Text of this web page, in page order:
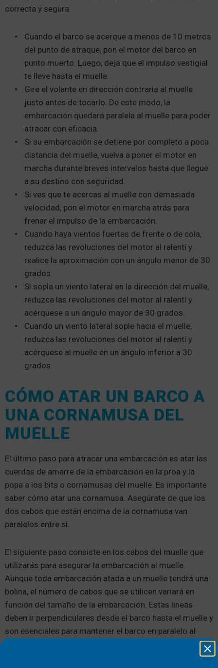
correcta y segura:
Cuando el barco se acerque a menos de 10 metros
del punto de atraque, pon el motor del barco en
punto muerto. Luego, deja que el impulso vestigial
te lleve hasta el muelle.
Gire el volante en dirección contraria al muelle
justo antes de tocarlo. De este modo, la
embarcación quedará paralela al muelle para poder
atracar con eficacia.
Si su embarcación se detiene por completo a poca
distancia del muelle, vuelva a poner el motor en
marcha durante breves intervalos hasta que llegue
a su destino con seguridad.
Si ves que te acercas al muelle con demasiada
velocidad, pon el motor en marcha atrás para
frenar el impulso de la embarcación.
Cuando haya vientos fuertes de frente o de cola,
reduzca las revoluciones del motor al ralentí y
realice la aproximación con un ángulo menor de 30
grados.
Si sopla un viento lateral en la dirección del muelle,
reduzca las revoluciones del motor al ralentí y
acérquese a un ángulo mayor de 30 grados.
Cuando un viento lateral sople hacia el muelle,
reduzca las revoluciones del motor al ralentí y
acérquese al muelle en un ángulo inferior a 30
grados.
CÓMO ATAR UN BARCO A
UNA CORNAMUSA DEL
MUELLE
El último paso para atracar una embarcación es atar las
cuerdas de amarre de la embarcación en la proa y la
popa a los bits o cornamusas del muelle. Es importante
saber cómo atar una cornamusa. Asegúrate de que los
dos cabos que están encima de la cornamusa van
paralelos entre sí.
El siguiente paso consiste en los cabos del muelle que
utilizarás para asegurar la embarcación al muelle.
Aunque toda embarcación atada a un muelle tendrá una
bolina, el número de cabos que se utilicen variará en
función del tamaño de la embarcación. Estas líneas
deben ir perpendiculares desde el barco hasta el muelle y
son esenciales para mantener el barco en paralelo al